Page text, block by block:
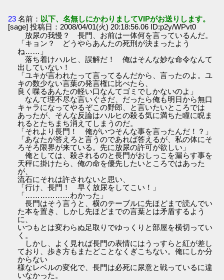
23 名前： 以下、名無しにかわりましてVIPがお送りします。
[sage] 投稿日：2008/04/01(火) 20:18:56.06 ID:p2y/WPvt0
放尿の我慢？ 長門、お前は一体何を言っているんだ。
「キョン？ どうやらあんたの死刑が決まったよう
ね……」
落ち着けハルヒ、誤解だ！ 俺はそんな妙な命令なんて
出していない！
「ユキが言われたって言ってるんだから、言ったのよ。ユ
キの数少ない言葉の発言権に比べたら、
良く喋るあんたの軽い口なんてゴミでしかないのよ」
なんて理不尽な言いぐさだ、だったら俺も明日から無口
キャラになってやるぞこの野郎、と言いたいところでは
あったが、そんな反論はハルヒの殺る気に満ちた瞳に睨ま
れるとたちまち消えてしまうのだ。
「それより長門！ 俺がいつそんな事を言ったんだ！？」
「あなたが答えろと言うのであれば答えるが、私の体にそ
ろそろ限界が来ている。先に放尿の許可が欲しい」
俺としては、殺されるのと長門がおしっこを漏らす事を
天秤に掛けたら、俺の命を優先したいところではあった
が、
流石にそれは許されないと思い、
「行け、長門！ 早く放尿をしてこい！」
「………………わかった」
長門はそう言うと、横のテーブルに先ほどまで読んでい
た本を置き、しかし先ほどまでの言葉とは矛盾するよう
に、
いつもとは変わらぬ足取りでゆっくりと部屋を横切ってい
く。
しかし、よく見れば長門の表情にはうっすらと紅が差し
ており、歩き方もまたどことなくぎこちない。俺にしか分
からない
様なレベルの変化で、長門は必死に尿意と戦っているに違
いなかった。